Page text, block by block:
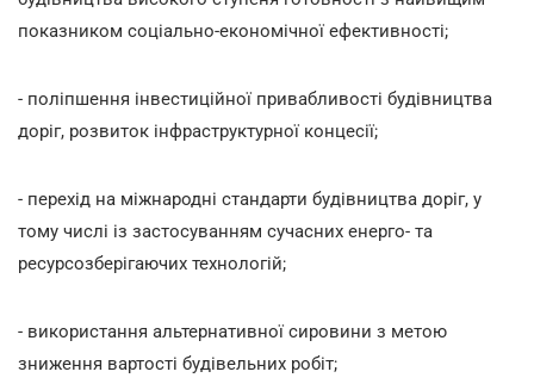
показником соціально-економічної ефективності;
- поліпшення інвестиційної привабливості будівництва
доріг, розвиток інфраструктурної концесії;
- перехід на міжнародні стандарти будівництва доріг, у
тому числі із застосуванням сучасних енерго- та
ресурсозберігаючих технологій;
- використання альтернативної сировини з метою
зниження вартості будівельних робіт;